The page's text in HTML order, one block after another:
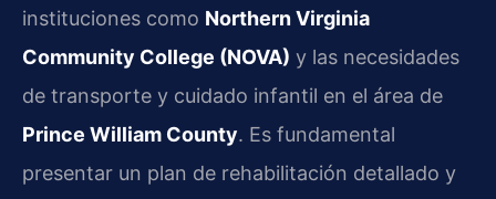
instituciones como Northern Virginia
Community College (NOVA) y las necesidades
de transporte y cuidado infantil en el área de
Prince William County. Es fundamental
presentar un plan de rehabilitación detallado y